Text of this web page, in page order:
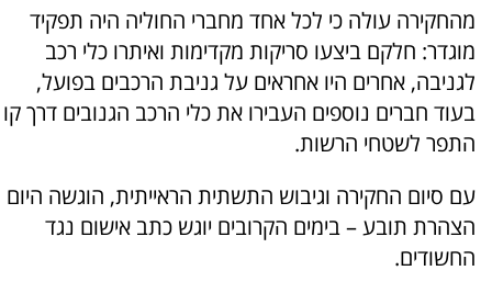
מהחקירה עולה כי לכל אחד מחברי החוליה היה תפקיד
מוגדר: חלקם ביצעו סריקות מקדימות ואיתרו כלי רכב
לגניבה, אחרים היו אחראים על גניבת הרכבים בפועל,
בעוד חברים נוספים העבירו את כלי הרכב הגנובים דרך קו
התפר לשטחי הרשות.
עם סיום החקירה וגיבוש התשתית הראייתית, הוגשה היום
הצהרת תובע – בימים הקרובים יוגש כתב אישום נגד
החשודים.